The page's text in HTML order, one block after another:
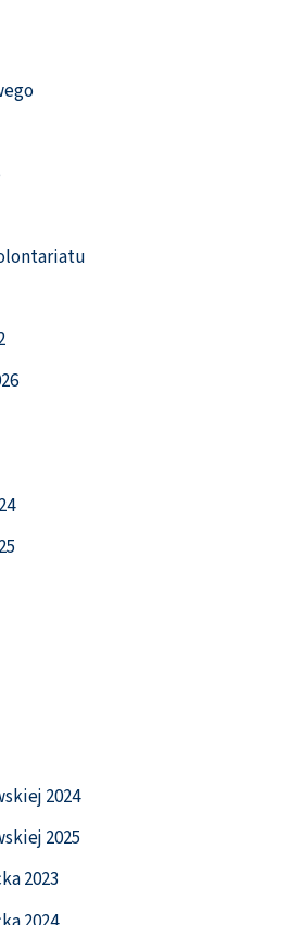
2024
2025
2023